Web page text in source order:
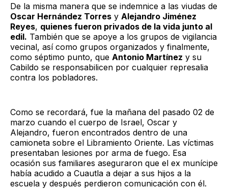
De la misma manera que se indemnice a las viudas de
Oscar Hernández Torres y Alejandro Jiménez
Reyes, quienes fueron privados de la vida junto al
edil. También que se apoye a los grupos de vigilancia
vecinal, así como grupos organizados y finalmente,
como séptimo punto, que Antonio Martínez y su
Cabildo se responsabilicen por cualquier represalia
contra los pobladores.
Como se recordará, fue la mañana del pasado 02 de
marzo cuando el cuerpo de Israel, Oscar y
Alejandro, fueron encontrados dentro de una
camioneta sobre el Libramiento Oriente. Las víctimas
presentaban lesiones por arma de fuego. Esa
ocasión sus familiares aseguraron que el ex munícipe
había acudido a Cuautla a dejar a sus hijos a la
escuela y después perdieron comunicación con él.